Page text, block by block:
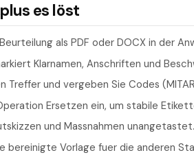
es löst
als PDF oder DOCX in der
Klarnamen, Anschriften und
Treffer und vergeben Sie Codes
Ersetzen ein, um stabile
und Massnahmen unangetastet.
bereinigte Vorlage fuer die anderen